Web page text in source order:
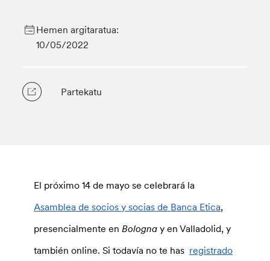
Hemen argitaratua:
10/05/2022
Partekatu
El próximo 14 de mayo se celebrará la
Asamblea de socios y socias de Banca Etica,
presencialmente enBologna y en Valladolid, y
también online. Si todavía no te has registrado